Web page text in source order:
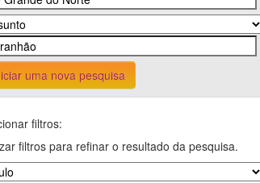
uma nova pesquisa
filtros:
filtros para refinar o resultado da pesquisa.